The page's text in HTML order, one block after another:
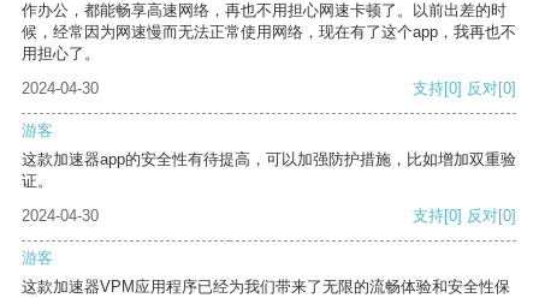
作办公，都能畅享高速网络，再也不用担心网速卡顿了。以前出差的时
候，经常因为网速慢而无法正常使用网络，现在有了这个app，我再也不
用担心了。
2024-04-30
支持[0] 反对[0]
游客
这款加速器app的安全性有待提高，可以加强防护措施，比如增加双重验
证。
2024-04-30
支持[0] 反对[0]
游客
这款加速器VPM应用程序已经为我们带来了无限的流畅体验和安全性保